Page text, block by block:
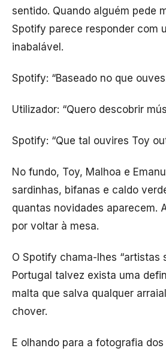
sentido. Quando alguém pede
Spotify parece responder com
inabalável.
Spotify: “Baseado no que
Utilizador: “Quero descobrir
Spotify: “Que tal ouvires Toy
No fundo, Toy, Malhoa e
sardinhas, bifanas e caldo
quantas novidades aparecem.
por voltar à mesa.
O Spotify chama-lhes “artistas
Portugal talvez exista uma
malta que salva qualquer
chover.
E olhando para a fotografia